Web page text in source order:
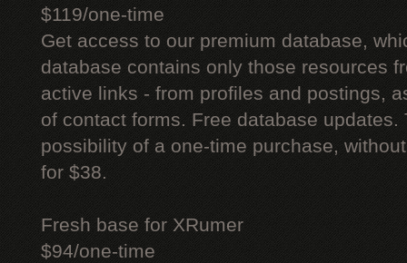
$119/one-time
Get access to our premium database,
database contains only those resources
active links - from profiles and postings,
of contact forms. Free database updates.
possibility of a one-time purchase,
for $38.
Fresh base for XRumer
$94/one-time